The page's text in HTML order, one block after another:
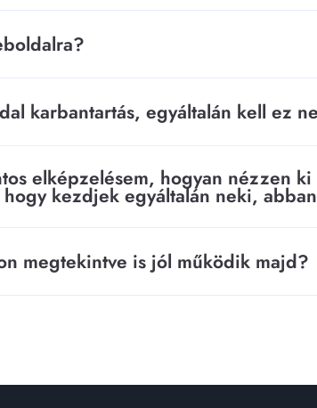
karbantartás, egyáltalán kell ez
elképzelésem, hogyan nézzen
kezdjek egyáltalán neki,
megtekintve is jól működik majd?